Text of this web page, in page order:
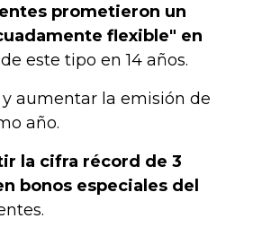
prometieron un
flexible" en
este tipo en 14 años.
aumentar la emisión de
año.
la cifra récord de 3
bonos especiales del